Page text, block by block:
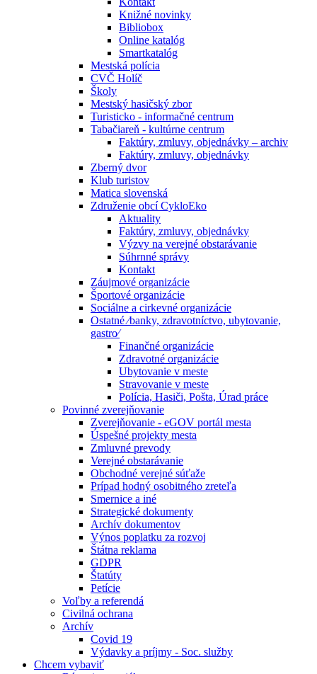
Knižné novinky
Bibliobox
Online katalóg
Smartkatalóg
Mestská polícia
CVČ Holíč
Školy
Mestský hasičský zbor
Turisticko - informačné centrum
Tabačiareň - kultúrne centrum
Faktúry, zmluvy, objednávky – archiv
Faktúry, zmluvy, objednávky
Zberný dvor
Klub turistov
Matica slovenská
Združenie obcí CykloEko
Aktuality
Faktúry, zmluvy, objednávky
Výzvy na verejné obstarávanie
Súhrnné správy
Kontakt
Záujmové organizácie
Športové organizácie
Sociálne a cirkevné organizácie
Ostatné ⁄banky, zdravotníctvo, ubytovanie,
gastro⁄
Finančné organizácie
Zdravotné organizácie
Ubytovanie v meste
Stravovanie v meste
Polícia, Hasiči, Pošta, Úrad práce
Povinné zverejňovanie
Zverejňovanie - eGOV portál mesta
Úspešné projekty mesta
Zmluvné prevody
Verejné obstarávanie
Obchodné verejné súťaže
Prípad hodný osobitného zreteľa
Smernice a iné
Strategické dokumenty
Archív dokumentov
Výnos poplatku za rozvoj
Štátna reklama
GDPR
Štatúty
Petície
Voľby a referendá
Civilná ochrana
Archív
Covid 19
Výdavky a príjmy - Soc. služby
Chcem vybaviť